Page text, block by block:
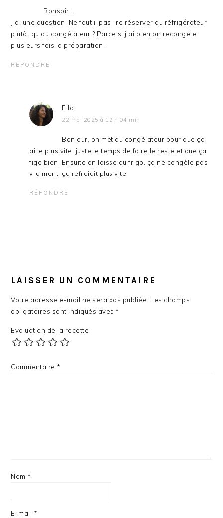
Bonsoir…
J ai une question. Ne faut il pas lire réserver au réfrigérateur
plutôt qu au congélateur ? Parce si j ai bien on recongele
plusieurs fois la préparation.
RÉPONDRE
Ella
22 mai 2025 à 12 h 04 min
Bonjour, on met au congélateur pour que ça
aille plus vite, juste le temps de faire le reste et que ça
fige bien. Ensuite on laisse au frigo. ça ne congèle pas
vraiment, ça refroidit plus vite.
RÉPONDRE
LAISSER UN COMMENTAIRE
Votre adresse e-mail ne sera pas publiée. Les champs
obligatoires sont indiqués avec *
Evaluation de la recette
Commentaire *
Nom *
E-mail *